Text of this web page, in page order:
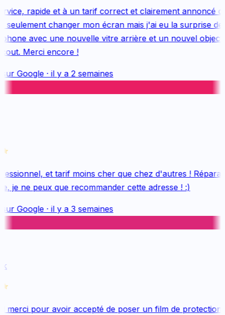
rapide et à un tarif correct et clairement annoncé
changer mon écran mais j'ai eu la surprise de
avec une nouvelle vitre arrière et un nouvel
Merci encore !
Google· il y a 2 semaines
et tarif moins cher que chez d'autres !
je ne peux que recommander cette adresse ! :)
Google· il y a 3 semaines
pour avoir accepté de poser un film de protection